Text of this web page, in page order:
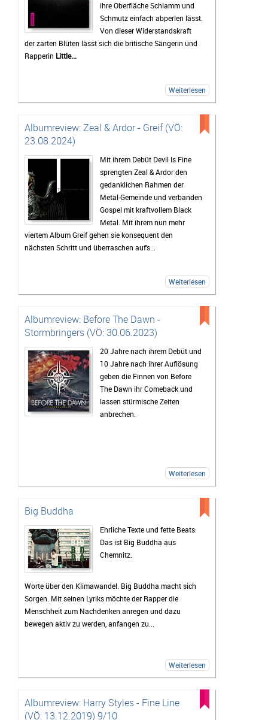
ihre Oberfläche Schlamm und
Schmutz einfach abperlen lässt.
Von dieser Widerstandskraft
der zarten Blüten lässt sich die britische Sängerin und
Rapperin Little...
Weiterlesen
Albumreview: Zeal & Ardor - Greif (VÖ:
23.08.2024)
Mit ihrem Debüt Devil Is Fine
sprengten Zeal & Ardor den
gedanklichen Rahmen der
Metal-Gemeinde und verbanden
Gospel mit kraftvollem Black
Metal. Mit ihrem nun mehr
viertem Album Greif gehen sie konsequent den
nächsten Schritt und überraschen auf's...
Weiterlesen
Albumreview: Before The Dawn -
Stormbringers (VÖ: 30.06.2023)
20 Jahre nach ihrem Debüt und
10 Jahre nach ihrer Auflösung
geben die Finnen von Before
The Dawn ihr Comeback und
lassen stürmische Zeiten
anbrechen.
Weiterlesen
Big Buddha
Ehrliche Texte und fette Beats:
Das ist Big Buddha aus
Chemnitz.
Worte über den Klimawandel. Big Buddha macht sich
Sorgen. Mit seinen Lyriks möchte der Rapper die
Menschheit zum Nachdenken anregen und dazu
bewegen aktiv zu werden, anfangen zu...
Weiterlesen
Albumreview: Harry Styles - Fine Line
(VÖ: 13.12.2019) 9/10